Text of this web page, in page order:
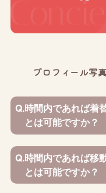
プロフィール写
Q.時間内であれば着
とは可能ですか？
Q.時間内であれば移
とは可能ですか？